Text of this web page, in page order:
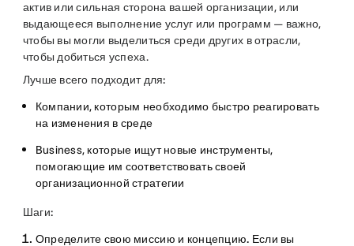
актив или сильная сторона вашей организации, или
выдающееся выполнение услуг или программ — важно,
чтобы вы могли выделиться среди других в отрасли,
чтобы добиться успеха.
Лучше всего подходит для:
Компании, которым необходимо быстро реагировать
на изменения в среде
Business, которые ищут новые инструменты,
помогающие им соответствовать своей
организационной стратегии
Шаги:
Определите свою миссию и концепцию. Если вы